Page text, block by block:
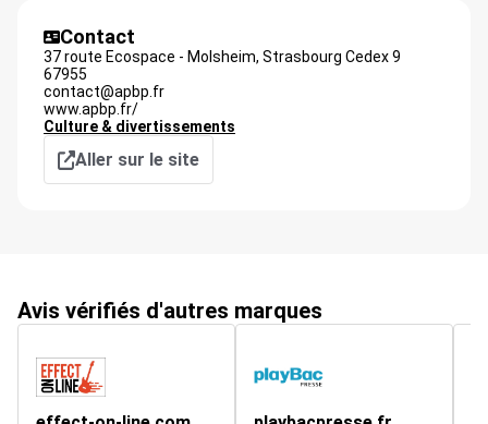
Contact
37 route Ecospace - Molsheim, Strasbourg Cedex 9
67955
contact@apbp.fr
www.apbp.fr/
Culture & divertissements
Aller sur le site
Avis vérifiés d'autres marques